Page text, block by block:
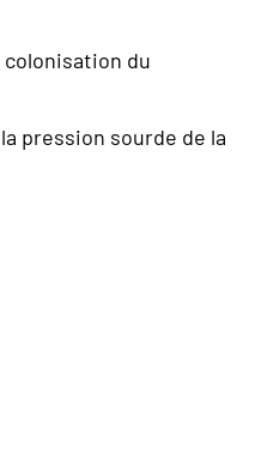
du
pression sourde de la